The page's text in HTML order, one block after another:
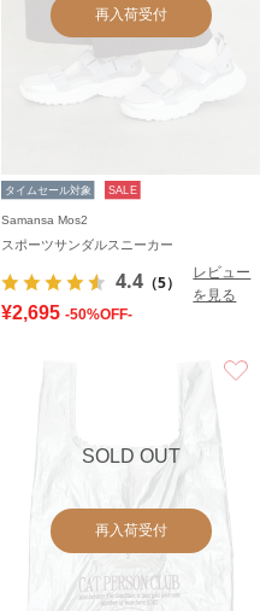
再入荷受付
タイムセール対象 SALE
Samansa Mos2
スポーツサンダルスニーカー
4.4 （5）
レビュー
を見る
¥2,695 -50%OFF-
SOLD OUT
再入荷受付